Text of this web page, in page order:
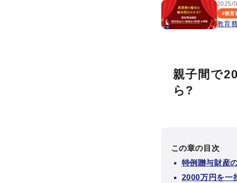
2025/
#教育
教育
親子間で
ら?
この章の目次
特例贈与財産
2000万円を一